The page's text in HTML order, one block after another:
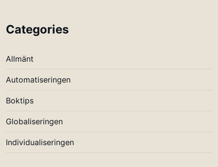
Categories
Allmänt
Automatiseringen
Boktips
Globaliseringen
Individualiseringen